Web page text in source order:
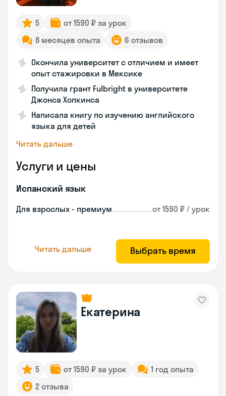
5
от 1590 ₽ за урок
8 месяцев опыта
6 отзывов
Окончила университет с отличием и имеет
опыт стажировки в Мексике
Получила грант Fulbright в университете
Джонса Хопкинса
Написала книгу по изучению английского
языка для детей
Читать дальше
Услуги и цены
Испанский язык
Для взрослых - премиум от 1590 ₽ / урок
Читать дальше Выбрать время
Екатерина
5 от 1590 ₽ за урок
1 год опыта
2 отзыва